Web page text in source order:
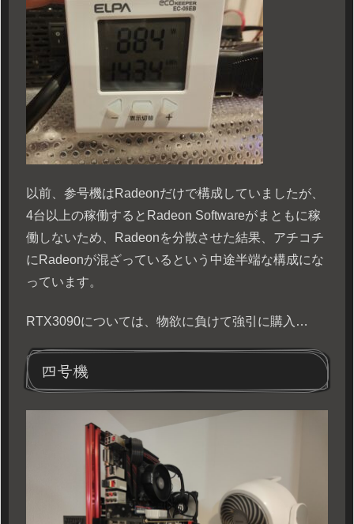
以前、参号機はRadeonだけで構成していましたが、
4台以上の稼働するとRadeon Softwareがまともに稼
働しないため、Radeonを分散させた結果、アチコチ
にRadeonが混ざっているという中途半端な構成にな
っています。
RTX3090については、物欲に負けて強引に購入…
四号機